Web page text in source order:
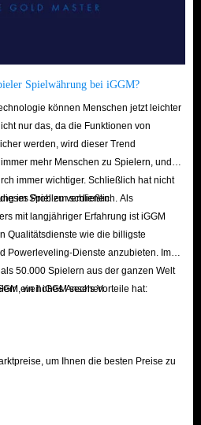
Spielwährung bei iGGM?
können Menschen jetzt leichter
nur das, da die Funktionen von
werden, wird dieser Trend
mehr Menschen zu Spielern, und
immer wichtiger. Schließlich hat nicht
im Spiel zu verdienen.
Problem schließlich. Als
mit langjähriger Erfahrung ist iGGM
Qualitätsdienste wie die billigste
Powerleveling-Dienste anzubieten. Im
50.000 Spielern aus der ganzen Welt
ein hohes Ansehen.
weil iGGM sechs Vorteile hat:
um Ihnen die besten Preise zu